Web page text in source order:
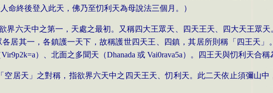
命終後登入此天，佛乃至忉利天為母說法三個月。）
欲界六天中之第一，天處之最初。又稱四大王眾天、四天王天、四大天王眾
居其一，各鎮護一天下，故稱護世四天王、四鎮，其居所則稱「四王天」
Vir9p2k=a）、北面之多聞天（Dhanada 或 Vai0rava5a）。四王天與忉利天合稱
空居天」之對稱，指欲界六天中之四天王天、忉利天。此二天依止須彌山